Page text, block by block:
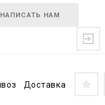
НАПИСАТЬ НАМ
Доставка